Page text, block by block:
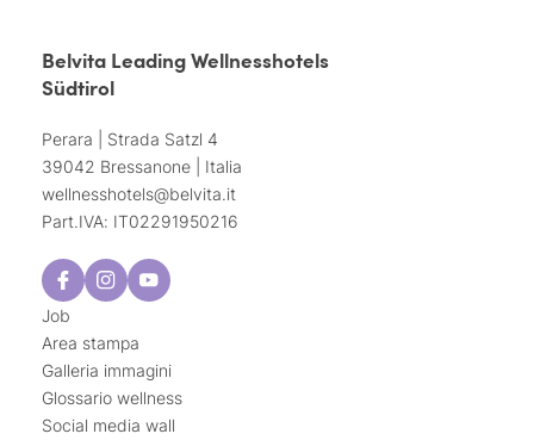
Belvita Leading Wellnesshotels
Südtirol
Perara | Strada Satzl 4
39042 Bressanone | Italia
wellnesshotels@belvita.it
Part.IVA: IT02291950216
Job
Area stampa
Galleria immagini
Glossario wellness
Social media wall